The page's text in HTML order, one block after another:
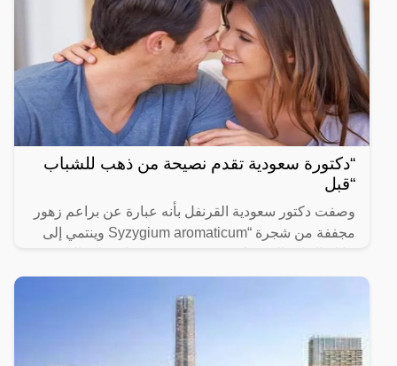
“دكتورة سعودية تقدم نصيحة من ذهب للشباب
“قبل
وصفت دكتور سعودية القرنفل بأنه عبارة عن براعم زهور
مجففة من شجرة “Syzygium aromaticum وينتمي إلى
ينمو في